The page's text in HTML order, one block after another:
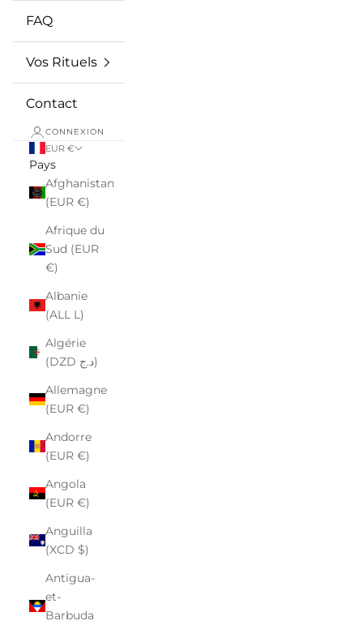
FAQ
Vos Rituels
Contact
CONNEXION
EUR €
Pays
Afghanistan
(EUR €)
Afrique du
Sud (EUR
€)
Albanie
(ALL L)
Algérie
(DZD د.ج)
Allemagne
(EUR €)
Andorre
(EUR €)
Angola
(EUR €)
Anguilla
(XCD $)
Antigua-
et-
Barbuda